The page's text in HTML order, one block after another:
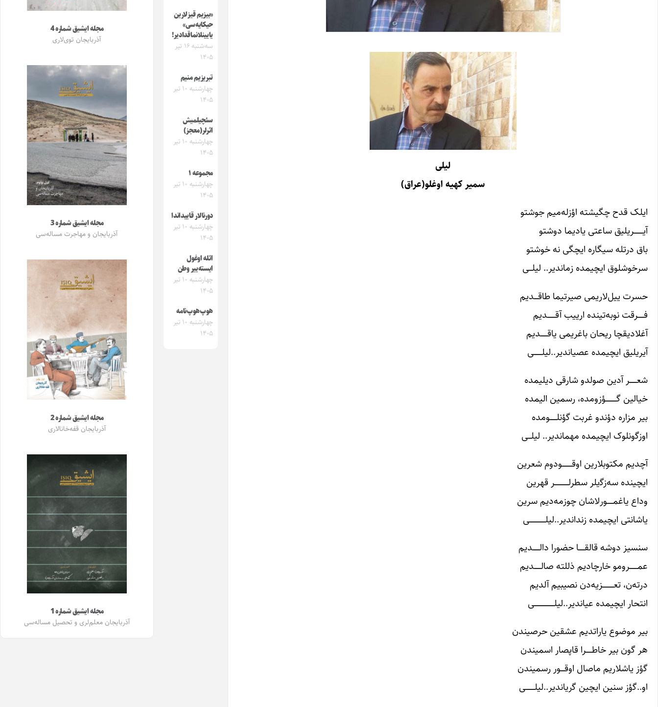
لیلی
سمیر کهیه اوغلو(عراق)
ایلک قدح چگیشته اؤزله‌میم جوشتو
آیـــــــــریلیق ساعتی یادیما دوشتو
باق درتله سیگاره ایچگی نه خوشتو
سرخوشلوق ایچیمده زماندیر.. لیلـــى
حسرت ییل‌لاریمی صیرتیما طاقــــدیم
فــــــرقت نوبه‌تینده ارییب آقــــــــدیم
آغلادیقچا ریحان باغریمی یاقـــــــدیم
آیریلیق ایچیمده عصیاندیر..لیلــــــــى
شعـــــــر آدین صولدو شارقی دیلیمده
خیالین ﮔـــــــــــؤزومده، رسمین الیمده
بیر مزاره دؤندو غربت ﮔؤنلـــــــومده
اوزﮔونلوک ایچیمده مهماندیر.. لیلـــى
آچدیم مکتوبلارین اوقــــــــــودوم شعرین
ایچینده سه‌زﮔیلر سطرلــــــــــــــر قهرین
وداع یاغمــــــورلاشان چوزمه‌دیم سرین
یاشانتی ایچیمده زنداندیر..لیلــــــــــــــــى
سنسیز دوشه قالقــــــا حضورا دالـــــــدیم
عمــــــــرومو خارچادیم ذللته صالـــــــدیم
درته‌ن، تعـــــــــــزیه‌دن نصیبیم آلدیم
انتحار ایچیمده عیاندیر..لیلــــــــــــــــــــى
بیر موضوع یاراتدیم عشقین حرصیندن
هر ﮔون بیر خاطــــــرا قاپصار اسمیندن
ﮔؤز یاشلاریم ماصال اوقــــور رسمیندن
او..ﮔؤز سنین ایچین ﮔریاندیر..لیلـــــــــى
«بیزیم قیزلارین
حیکایه‌سی»
یایینلانماقدادیر!
سه‌شنبه ۱۶ تیر
۱۴۰۵
تبریزیم منیم
چهارشنبه ۱۰ تیر
۱۴۰۵
سئچیلمیش
اثرلر(معجز)
چهارشنبه ۱۰ تیر
۱۴۰۵
مجموعه ۱
چهارشنبه ۱۰ تیر
۱۴۰۵
دورنالار قاییداندا
چهارشنبه ۱۰ تیر
۱۴۰۵
ائله اوغول
ایسته‌ییر وطن
چهارشنبه ۱۰ تیر
۱۴۰۵
هوپ‌هوپ‌نامه
چهارشنبه ۱۰ تیر
۱۴۰۵
مجله ایشیق شماره 4
آذربایجان توی‌لاری
مجله ایشیق شماره 3
آذربایجان و مهاجرت مساله‌سی
مجله ایشیق شماره 2
آذربایجان قفه‌خانالاری
مجله ایشیق شماره 1
آذربایجان معلم‌لری و تحصیل مساله‌سی